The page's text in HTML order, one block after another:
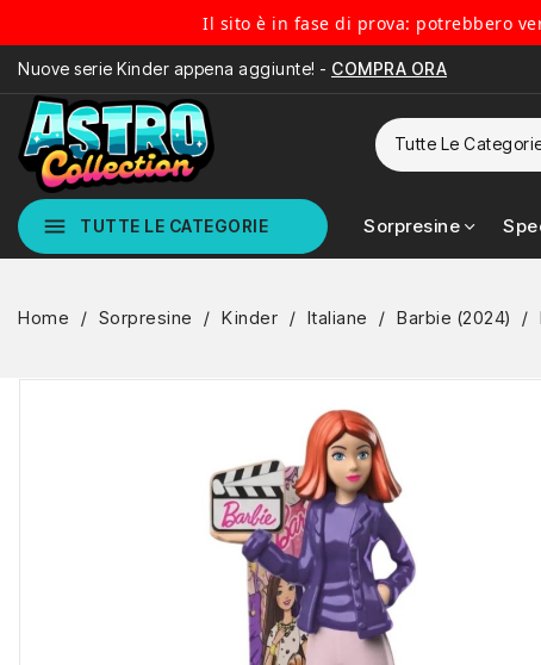
Il sito è in fase di prova: potrebbero
Nuove serie Kinder appena aggiunte! - COMPRA ORA
menu TUTTE LE CATEGORIE Sorpresine
Home Sorpresine Kinder Italiane Barbie (2024)